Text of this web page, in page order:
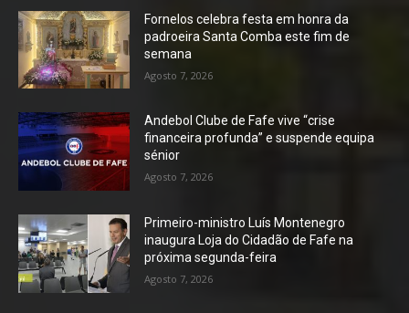
Fornelos celebra festa em honra da
padroeira Santa Comba este fim de
semana
Agosto 7, 2026
Andebol Clube de Fafe vive “crise
financeira profunda” e suspende equipa
sénior
Agosto 7, 2026
Primeiro-ministro Luís Montenegro
inaugura Loja do Cidadão de Fafe na
próxima segunda-feira
Agosto 7, 2026